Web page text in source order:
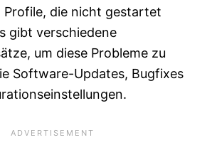
Profile, die nicht gestartet
gibt verschiedene
um diese Probleme zu
Software-Updates, Bugfixes